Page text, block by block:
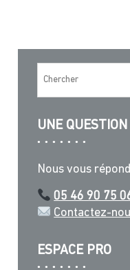
UNE
Nous vous
05 46 90 75
Contactez-
ESPACE PRO